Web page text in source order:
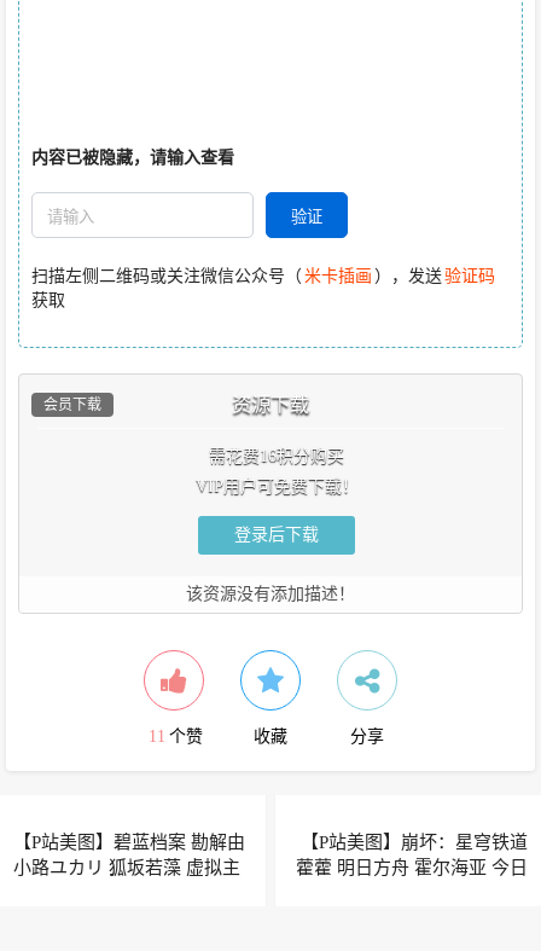
内容已被隐藏，请输入查看
扫描左侧二维码或关注微信公众号（ 米卡插画 ），发送验证码
获取
资源下载
会员下载
需花费16积分购买
VIP用户可免费下载！
登录后下载
该资源没有添加描述！
11 个赞 收藏 分享
【P站美图】碧蓝档案 勘解由
小路ユカリ 狐坂若藻 虚拟主
【P站美图】崩坏：星穹铁道
藿藿 明日方舟 霍尔海亚 今日